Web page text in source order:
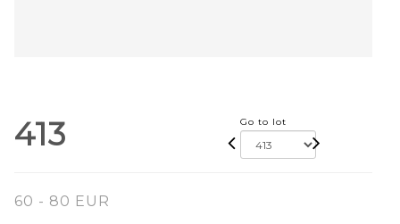
413 Go to lot
60 - 80 EUR